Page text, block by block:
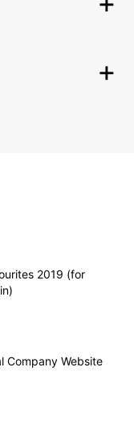
2019 (for
Company Website